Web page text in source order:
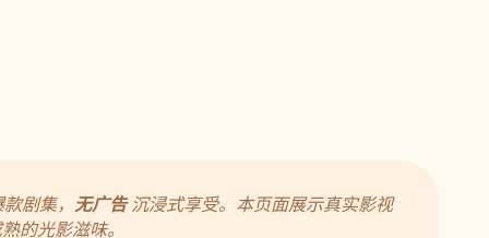
剧集， 无广告沉浸式享受。本页面展示真实影视
的光影滋味。